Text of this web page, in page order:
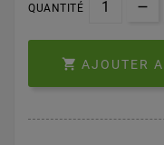
QUANTITÉ
 AJOUTER